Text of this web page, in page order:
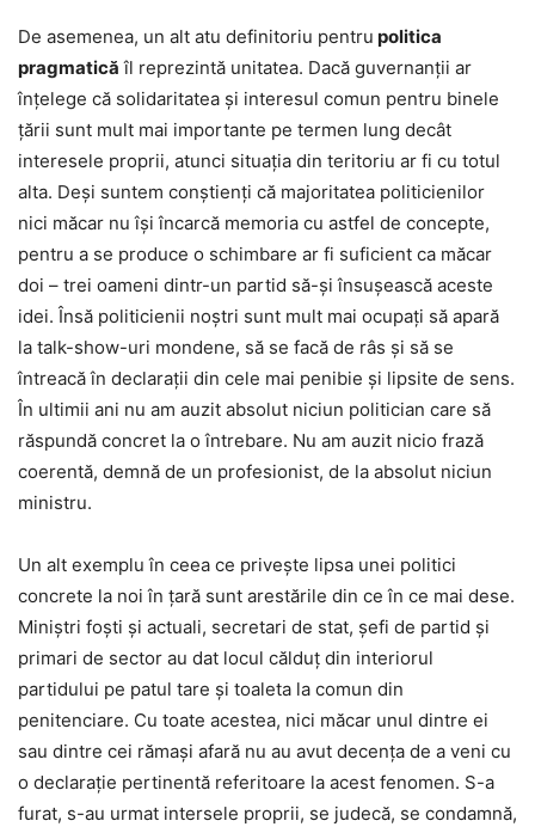
De asemenea, un alt atu definitoriu pentru politica
pragmatică îl reprezintă unitatea. Dacă guvernanții ar
înțelege că solidaritatea și interesul comun pentru binele
țării sunt mult mai importante pe termen lung decât
interesele proprii, atunci situația din teritoriu ar fi cu totul
alta. Deși suntem conștienți că majoritatea politicienilor
nici măcar nu își încarcă memoria cu astfel de concepte,
pentru a se produce o schimbare ar fi suficient ca măcar
doi – trei oameni dintr-un partid să-și însușească aceste
idei. Însă politicienii noștri sunt mult mai ocupați să apară
la talk-show-uri mondene, să se facă de râs și să se
întreacă în declarații din cele mai penibie și lipsite de sens.
În ultimii ani nu am auzit absolut niciun politician care să
răspundă concret la o întrebare. Nu am auzit nicio frază
coerentă, demnă de un profesionist, de la absolut niciun
ministru.
Un alt exemplu în ceea ce privește lipsa unei politici
concrete la noi în țară sunt arestările din ce în ce mai dese.
Miniștri foști și actuali, secretari de stat, șefi de partid și
primari de sector au dat locul călduț din interiorul
partidului pe patul tare și toaleta la comun din
penitenciare. Cu toate acestea, nici măcar unul dintre ei
sau dintre cei rămași afară nu au avut decența de a veni cu
o declarație pertinentă referitoare la acest fenomen. S-a
furat, s-au urmat intersele proprii, se judecă, se condamnă,